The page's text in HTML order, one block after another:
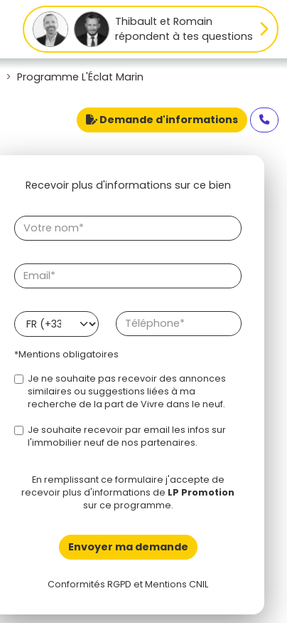
Thibault et Romain
répondent à tes questions
Programme L'Éclat Marin
Demande d'informations
Recevoir plus d'informations sur ce bien
*Mentions obligatoires
Je ne souhaite pas recevoir des annonces
similaires ou suggestions liées à ma
recherche de la part de Vivre dans le neuf.
Je souhaite recevoir par email les infos sur
l'immobilier neuf de nos partenaires.
En remplissant ce formulaire j'accepte de
recevoir plus d'informations de LP Promotion
sur ce programme.
Envoyer ma demande
Conformités RGPD et Mentions CNIL